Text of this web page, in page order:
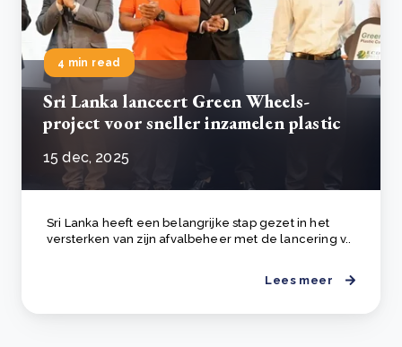
4 min read
Sri Lanka lanceert Green Wheels-
project voor sneller inzamelen plastic
15 dec, 2025
Sri Lanka heeft een belangrijke stap gezet in het
versterken van zijn afvalbeheer met de lancering v..
Lees meer